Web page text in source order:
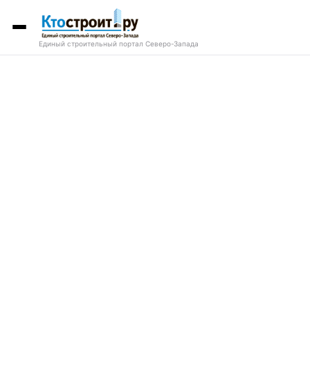
Единый строительный портал Северо-Запада